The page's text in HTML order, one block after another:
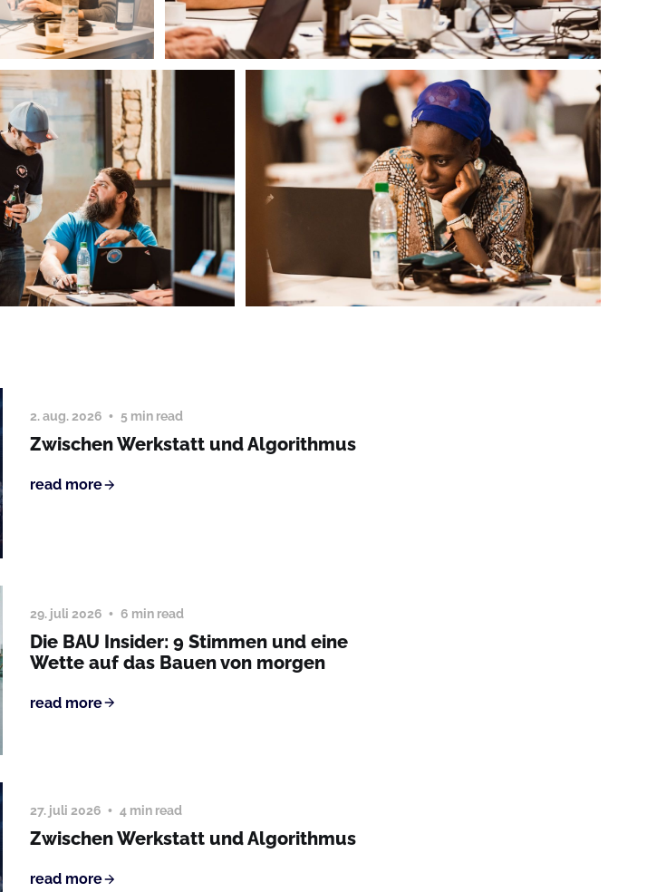
2. aug. 2026 5 min read
Zwischen Werkstatt und Algorithmus
read more
29. juli 2026 6 min read
Die BAU Insider: 9 Stimmen und eine
Wette auf das Bauen von morgen
read more
27. juli 2026 4 min read
Zwischen Werkstatt und Algorithmus
read more